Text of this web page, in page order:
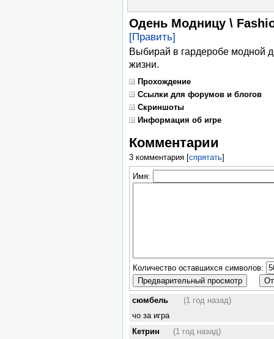
Одень Модницу \
[Править]
Выбирай в гардеробе модной
жизни.
Прохождение
Ссылки для форумов и блогов
Скриншоты
Информация об игре
Комментарии
3 комментария[спрятать]
Имя:
Количество оставшихся символов:
сюмбель
(1 год назад)
чо за игра
Кетрин
(1 год назад)